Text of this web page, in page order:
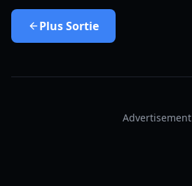
PlusSortie
Advertisement